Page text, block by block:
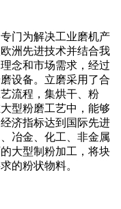
门为解决工业磨机产
洲先进技术并结合我
念和市场需求，经过
设备。立磨采用了合
流程，集烘干、粉
型粉磨工艺中，能够
济指标达到国际先进
冶金、化工、非金属
大型制粉加工，将块
的粉状物料。